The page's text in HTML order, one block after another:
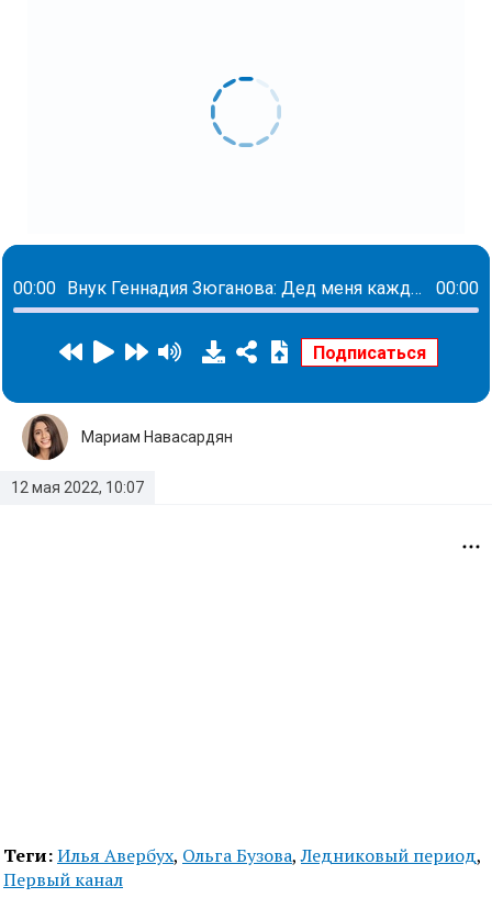
00:00 Внук Геннадия Зюганова: Дед меня каждое воскресенье на политбюро вызывает 00:00
12 мая 2022, 10:07
Мариам Навасардян
Теги:Илья Авербух, Ольга Бузова,Ледниковый период,
Первый канал